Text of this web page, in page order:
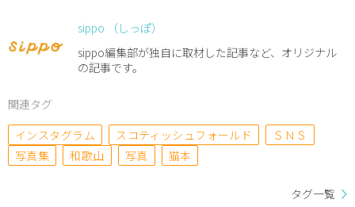
sippo （しっぽ）
sippo編集部が独自に取材した記事など、オリジナル
の記事です。
関連タグ
インスタグラム
スコティッシュフォールド
ＳＮＳ
写真集
和歌山 写真 猫本
タグ一覧